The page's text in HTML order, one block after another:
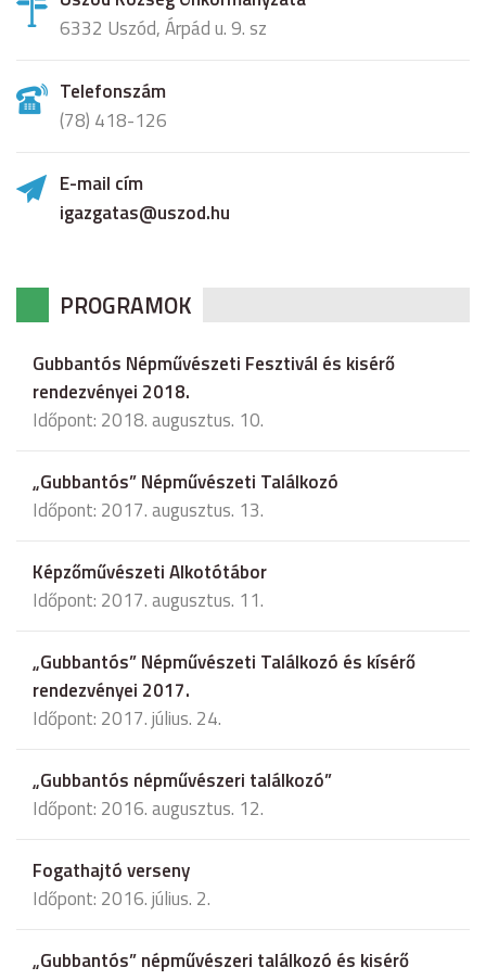
6332 Uszód, Árpád u. 9. sz
Telefonszám
(78) 418-126
E-mail cím
igazgatas@uszod.hu
PROGRAMOK
Gubbantós Népművészeti Fesztivál és kisérő
rendezvényei 2018.
Időpont: 2018. augusztus. 10.
„Gubbantós” Népművészeti Találkozó
Időpont: 2017. augusztus. 13.
Képzőművészeti Alkotótábor
Időpont: 2017. augusztus. 11.
„Gubbantós” Népművészeti Találkozó és kísérő
rendezvényei 2017.
Időpont: 2017. július. 24.
„Gubbantós népművészeri találkozó”
Időpont: 2016. augusztus. 12.
Fogathajtó verseny
Időpont: 2016. július. 2.
„Gubbantós” népművészeri találkozó és kisérő